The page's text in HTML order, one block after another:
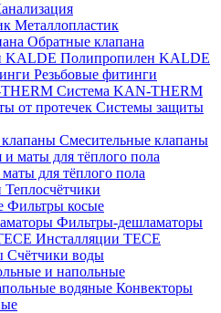
Металлопластик
Обратные клапана
Полипропилен KALDE
Резьбовые фитинги
Система KAN-THERM
Системы защиты
Смесительные клапаны
для тёплого пола
Теплосчётчики
Фильтры косые
Фильтры-дешламаторы
Инсталляции TECE
Счётчики воды
и напольные
Конвекторы